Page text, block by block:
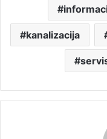
kanalizacija